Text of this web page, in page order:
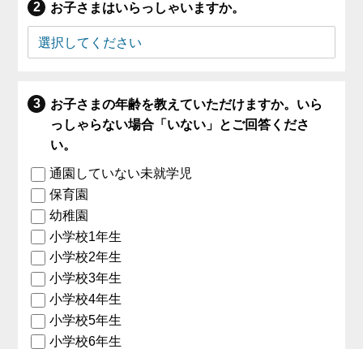
お子さまはいらっしゃいますか。
お子さまの年齢を教えていただけますか。いら
っしゃらない場合「いない」とご回答くださ
い。
通園していない未就学児
保育園
幼稚園
小学校1年生
小学校2年生
小学校3年生
小学校4年生
小学校5年生
小学校6年生